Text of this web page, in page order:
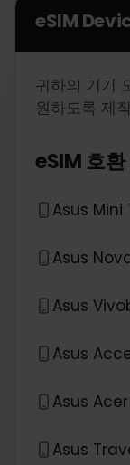
eSIM
귀하의 기기
원하도록 제
eSIM 호환
Asus Mini
Asus
Asus
Asus
Asus
Asus